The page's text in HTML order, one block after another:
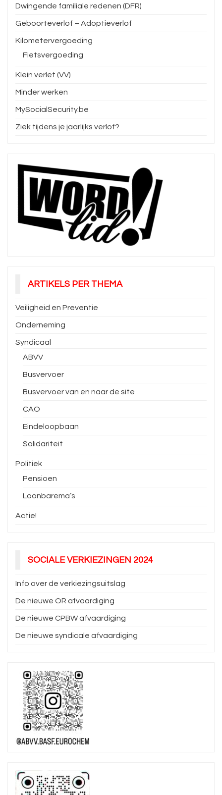
Dwingende familiale redenen (DFR)
Geboorteverlof – Adoptieverlof
Kilometervergoeding
Fietsvergoeding
Klein verlet (VV)
Minder werken
MySocialSecurity.be
Ziek tijdens je jaarlijks verlof?
ARTIKELS PER THEMA
Veiligheid en Preventie
Onderneming
Syndicaal
ABVV
Busvervoer
Busvervoer van en naar de site
CAO
Eindeloopbaan
Solidariteit
Politiek
Pensioen
Loonbarema’s
Actie!
SOCIALE VERKIEZINGEN 2024
Info over de verkiezingsuitslag
De nieuwe OR afvaardiging
De nieuwe CPBW afvaardiging
De nieuwe syndicale afvaardiging